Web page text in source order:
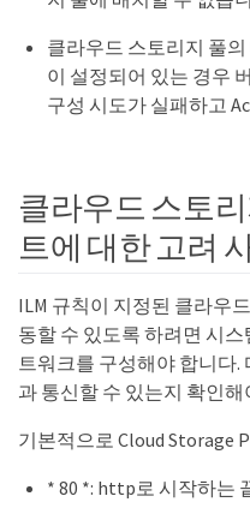
클라우드 스토리지 풀의
이 설정되어 있는 경우
구성 시도가 실패하고
클라우드 스토
트에 대한 고려
ILM 규칙이 지정된 클라우
동할 수 있도록 하려면 시
트워크를 구성해야 합니다.
과 통신할 수 있는지 확인해
기본적으로 Cloud Storage
* 80 *: http로 시작하는